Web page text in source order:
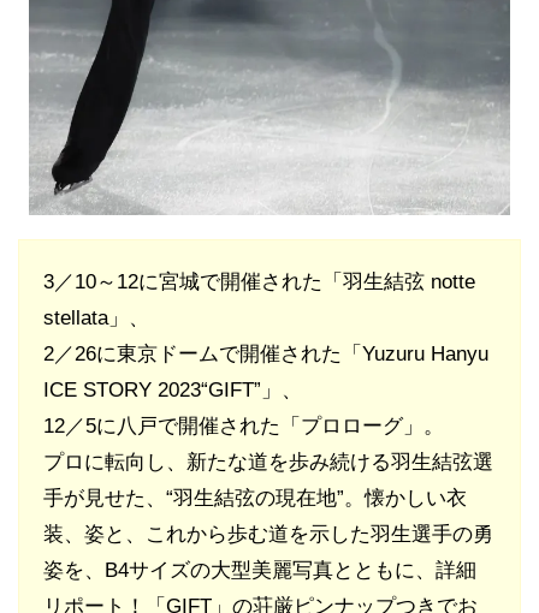
3／10～12に宮城で開催された「羽生結弦 notte
stellata」、
2／26に東京ドームで開催された「Yuzuru Hanyu
ICE STORY 2023“GIFT”」、
12／5に八戸で開催された「プロローグ」。
プロに転向し、新たな道を歩み続ける羽生結弦選
手が見せた、“羽生結弦の現在地”。懐かしい衣
装、姿と、これから歩む道を示した羽生選手の勇
姿を、B4サイズの大型美麗写真とともに、詳細
リポート！「GIFT」の荘厳ピンナップつきでお